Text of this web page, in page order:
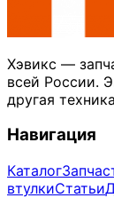
Хэвикс —
всей России.
другая
Навигация
Каталог
втулкиСтатьи